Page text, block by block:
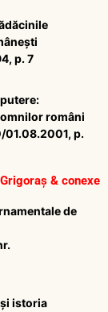
p. 7
români
01.08.2001, p.
& conexe
de
istoria